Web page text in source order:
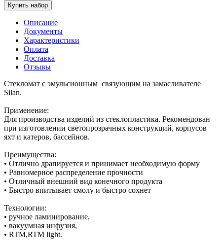
Купить набор
Описание
Документы
Характеристики
Оплата
Доставка
Отзывы
Стекломат с эмульсионным связующим на замасливателе
Silan.
Применение:
Для производства изделий из стеклопластика. Рекомендован
при изготовлении светопрозрачных конструкций, корпусов
яхт и катеров, бассейнов.
Преимущества:
• Отлично драпируется и принимает необходимую форму
• Равномерное распределение прочности
• Отличный внешний вид конечного продукта
• Быстро впитывает смолу и быстро сохнет
Технологии:
• ручное ламинирование,
• вакуумная инфузия,
• RTM,RTM light.